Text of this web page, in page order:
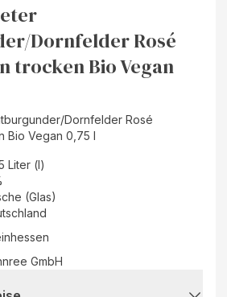
Dornfelder Rosé
trocken Bio Vegan
Dornfelder Rosé
Bio Vegan 0,75 l
Liter (l)
(Glas)
GmbH